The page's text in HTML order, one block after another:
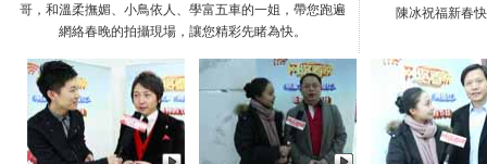
哥，和溫柔撫媚、小鳥依人、學富五車的一姐，帶您跑遍
網絡春晚的拍攝現場，讓您精彩先睹為快。
陳冰祝福新春